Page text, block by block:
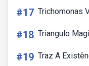
#17 Trichomonas
#18 Triangulo
#19 Traz A